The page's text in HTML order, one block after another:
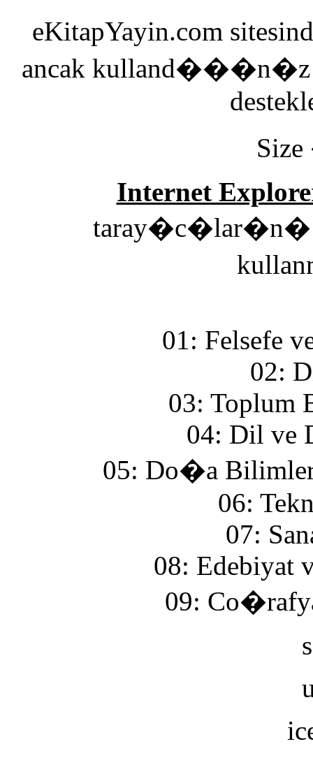
eKitapYayin.com
ancak
Internet
taray�c�lar�n�
01: Felsefe
02:
03: Toplum
04: Dil ve
05: Do�a
06:
07:
08: Edebiyat
09: